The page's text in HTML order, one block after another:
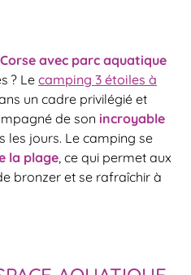
avec parc aquatique
? Lecamping 3 étoiles à
un cadre privilégié et
de son incroyable
les jours. Le camping se
la plage, ce qui permet aux
bronzer et se rafraîchir à